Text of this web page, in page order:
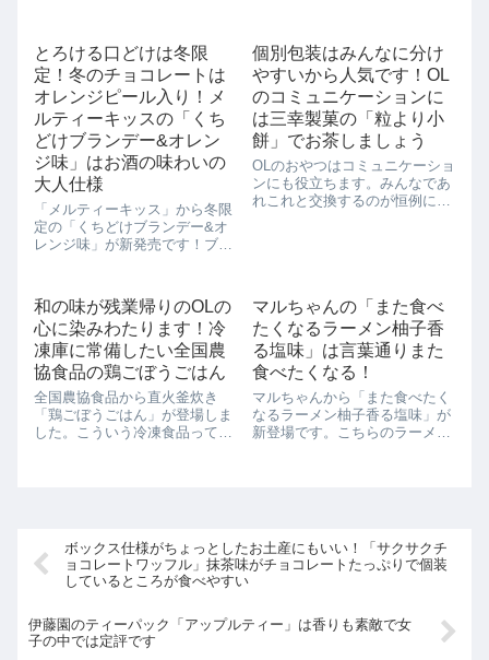
らせる】袋めんなんですが、作
り方はいたって簡単。普通の袋
めんのように作っていきます。
中に乾燥パクチー...
とろける口どけは冬限
定！冬のチョコレートは
オレンジピール入り！メ
ルティーキッスの「くち
どけブランデー&オレン
ジ味」はお酒の味わいの
大人仕様
「メルティーキッス」から冬限
定の「くちどけブランデー&オ
レンジ味」が新発売です！ブラ
コレートです。【コンビニロー
ソンでお手軽に買えちゃう】コ
ンビニローソンでさっそく買っ
て見ました！こち...
個別包装はみんなに分け
やすいから人気です！OL
のコミュニケーションに
は三幸製菓の「粒より小
餅」でお茶しましょう
OLのおやつはコミュニケーショ
ンにも役立ちます。みんなであ
れこれと交換するのが恒例にな
で、もっぱら夏場...
和の味が残業帰りのOLの
心に染みわたります！冷
凍庫に常備したい全国農
協食品の鶏ごぼうごはん
全国農協食品から直火釜炊き
「鶏ごぼうごはん」が登場しま
した。こういう冷凍食品ってOL
マルちゃんの「また食べ
たくなるラーメン柚子香
る塩味」は言葉通りまた
食べたくなる！
マルちゃんから「また食べたく
なるラーメン柚子香る塩味」が
新登場です。こちらのラーメ
ボックス仕様がちょっとしたお土産にもいい！「サクサクチ
ョコレートワッフル」抹茶味がチョコレートたっぷりで個装
しているところが食べやすい
伊藤園のティーパック「アップルティー」は香りも素敵で女
子の中では定評です